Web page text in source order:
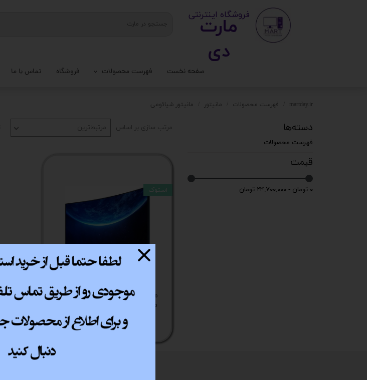
صفحه نخست فهرست محصولات
قطعات کامپیوتر
کامپیوتر رومیزی
لوازم جانبی کامپیوتر
کیس اداری
پک گیمینگ
فروشگاه تماس با ما
مارت
دی​​​​​​
​ ​فروشگاه اینترنتی
martday.ir فهرست محصولات مانیتور مانیتور شیائومی
دسته‌ها
فهرست محصولات
قیمت
۰ تومان - ۲۴,۷۰۰,۰۰۰ تومان
مرتب سازی بر اساس مرتبط‌ترین
مانیتور گیمینگ شیائومی 34 اینچ
OPEN BOX کد کالا 7005
اتمام موجودی
استوک